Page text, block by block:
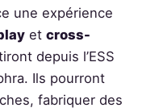
une expérience
et cross-
depuis l’ESS
Ils pourront
fabriquer des